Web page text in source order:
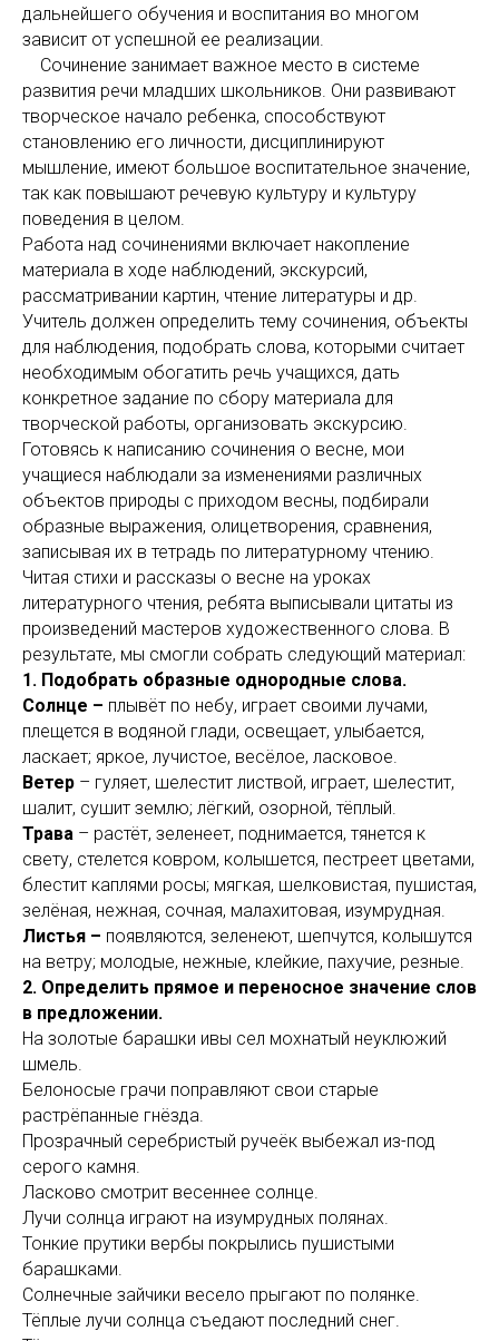
дальнейшего обучения и воспитания во многом
зависит от успешной ее реализации.
Сочинение занимает важное место в системе
развития речи младших школьников. Они развивают
творческое начало ребенка, способствуют
становлению его личности, дисциплинируют
мышление, имеют большое воспитательное значение,
так как повышают речевую культуру и культуру
поведения в целом.
Работа над сочинениями включает накопление
материала в ходе наблюдений, экскурсий,
рассматривании картин, чтение литературы и др.
Учитель должен определить тему сочинения, объекты
для наблюдения, подобрать слова, которыми считает
необходимым обогатить речь учащихся, дать
конкретное задание по сбору материала для
творческой работы, организовать экскурсию.
Готовясь к написанию сочинения о весне, мои
учащиеся наблюдали за изменениями различных
объектов природы с приходом весны, подбирали
образные выражения, олицетворения, сравнения,
записывая их в тетрадь по литературному чтению.
Читая стихи и рассказы о весне на уроках
литературного чтения, ребята выписывали цитаты из
произведений мастеров художественного слова. В
результате, мы смогли собрать следующий материал:
1. Подобрать образные однородные слова.
Солнце – плывёт по небу, играет своими лучами,
плещется в водяной глади, освещает, улыбается,
ласкает; яркое, лучистое, весёлое, ласковое.
Ветер – гуляет, шелестит листвой, играет, шелестит,
шалит, сушит землю; лёгкий, озорной, тёплый.
Трава – растёт, зеленеет, поднимается, тянется к
свету, стелется ковром, колышется, пестреет цветами,
блестит каплями росы; мягкая, шелковистая, пушистая,
зелёная, нежная, сочная, малахитовая, изумрудная.
Листья – появляются, зеленеют, шепчутся, колышутся
на ветру; молодые, нежные, клейкие, пахучие, резные.
2. Определить прямое и переносное значение слов
в предложении.
На золотые барашки ивы сел мохнатый неуклюжий
шмель.
Белоносые грачи поправляют свои старые
растрёпанные гнёзда.
Прозрачный серебристый ручеёк выбежал из-под
серого камня.
Ласково смотрит весеннее солнце.
Лучи солнца играют на изумрудных полянах.
Тонкие прутики вербы покрылись пушистыми
барашками.
Солнечные зайчики весело прыгают по полянке.
Тёплые лучи солнца съедают последний снег.